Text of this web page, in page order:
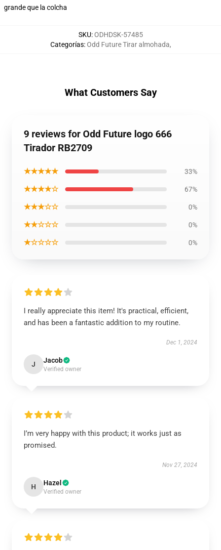
grande que la colcha
SKU:ODHDSK-57485
Categorías:Odd Future Tirar almohada,
What Customers Say
9 reviews for Odd Future logo 666
Tirador RB2709
★★★★★ 33%
★★★★☆ 67%
★★★☆☆ 0%
★★☆☆☆ 0%
★☆☆☆☆ 0%
I really appreciate this item! It's practical, efficient,
and has been a fantastic addition to my routine.
Dec 1, 2024
J Jacob
Verified owner
I’m very happy with this product; it works just as
promised.
Nov 27, 2024
H Hazel
Verified owner